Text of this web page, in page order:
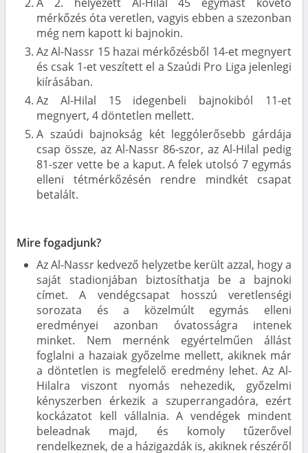
mérkőzés óta veretlen, vagyis ebben a szezonban
még nem kapott ki bajnokin.
Az Al-Nassr 15 hazai mérkőzésből 14-et megnyert
és csak 1-et veszített el a Szaúdi Pro Liga jelenlegi
kiírásában.
Az Al-Hilal 15 idegenbeli bajnokiból 11-et
megnyert, 4 döntetlen mellett.
A szaúdi bajnokság két leggólerősebb gárdája
csap össze, az Al-Nassr 86-szor, az Al-Hilal pedig
81-szer vette be a kaput. A felek utolsó 7 egymás
elleni tétmérkőzésén rendre mindkét csapat
betalált.
Mire fogadjunk?
Az Al-Nassr kedvező helyzetbe került azzal, hogy a
saját stadionjában biztosíthatja be a bajnoki
címet. A vendégcsapat hosszú veretlenségi
sorozata és a közelmúlt egymás elleni
eredményei azonban óvatosságra intenek
minket. Nem mernénk egyértelműen állást
foglalni a hazaiak győzelme mellett, akiknek már
a döntetlen is megfelelő eredmény lehet. Az Al-
Hilalra viszont nyomás nehezedik, győzelmi
kényszerben érkezik a szuperrangadóra, ezért
kockázatot kell vállalnia. A vendégek mindent
beleadnak majd, és komoly tűzerővel
rendelkeznek, de a házigazdák is, akiknek részéről